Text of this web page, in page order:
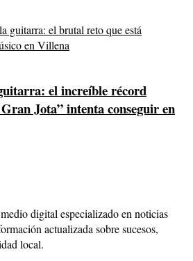
el increíble récord
Jota” intenta conseguir en
digital especializado en noticias
actualizada sobre sucesos,
local.